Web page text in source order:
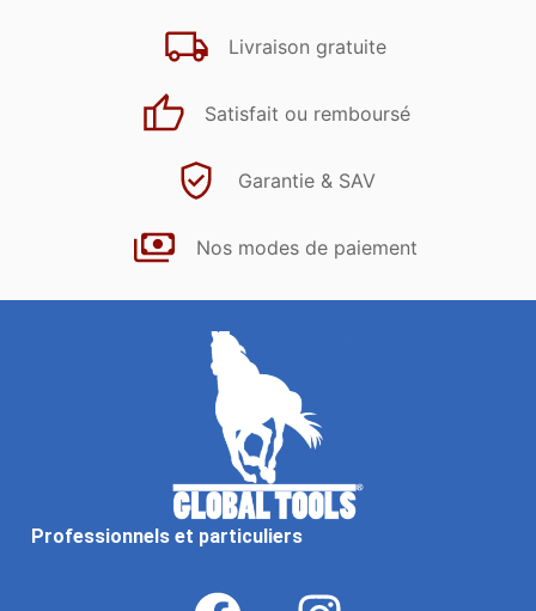
Livraison gratuite
Satisfait ou remboursé
Garantie & SAV
Nos modes de paiement
Professionnels et particuliers